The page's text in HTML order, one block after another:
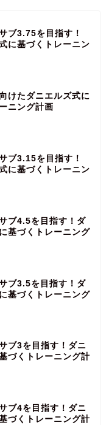
ブ3.75を目指す！
に基づくトレーニン
けたダニエルズ式に
ニング計画
ブ3.15を目指す！
に基づくトレーニン
ブ4.5を目指す！ダ
基づくトレーニング
ブ3.5を目指す！ダ
基づくトレーニング
ブ3を目指す！ダニ
づくトレーニング計
ブ4を目指す！ダニ
づくトレーニング計